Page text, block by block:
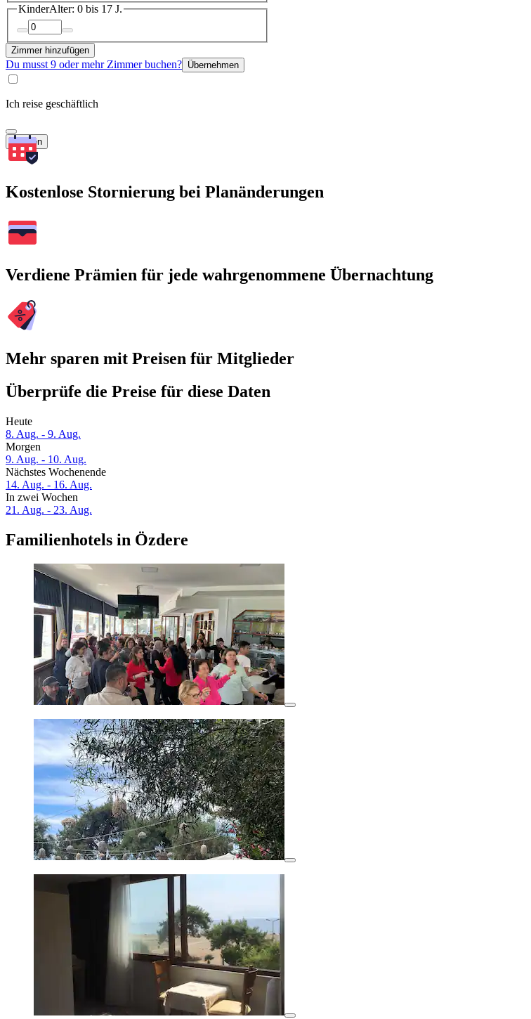
KinderAlter: 0 bis 17 J.
Zimmer hinzufügen
Du musst 9 oder mehr Zimmer buchen? Übernehmen
Ich reise geschäftlich
Suchen
Kostenlose Stornierung bei Planänderungen
Verdiene Prämien für jede wahrgenommene Übernachtung
Mehr sparen mit Preisen für Mitglieder
Überprüfe die Preise für diese Daten
Heute
8. Aug. - 9. Aug.
Morgen
9. Aug. - 10. Aug.
Nächstes Wochenende
14. Aug. - 16. Aug.
In zwei Wochen
21. Aug. - 23. Aug.
Familienhotels in Özdere